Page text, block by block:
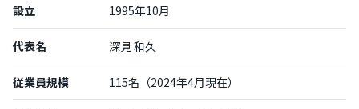
設立 1995年10月
代表名 深見 和久
従業員規模 115名（2024年4月現在）